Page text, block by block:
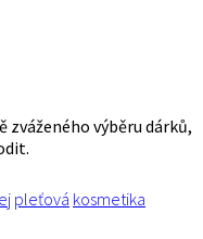
zváženého výběru dárků,
pleťová kosmetika